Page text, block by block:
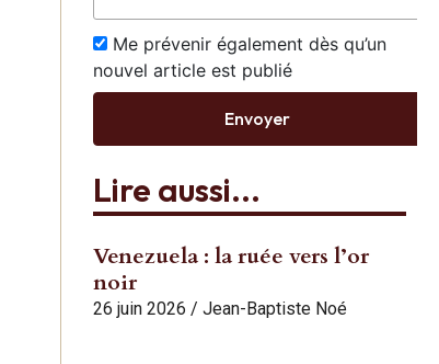
Me prévenir également dès qu’un
nouvel article est publié
Envoyer
Lire aussi...
Venezuela : la ruée vers l’or
noir
26 juin 2026 / Jean-Baptiste Noé